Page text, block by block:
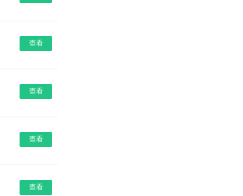
查看
查看
查看
查看